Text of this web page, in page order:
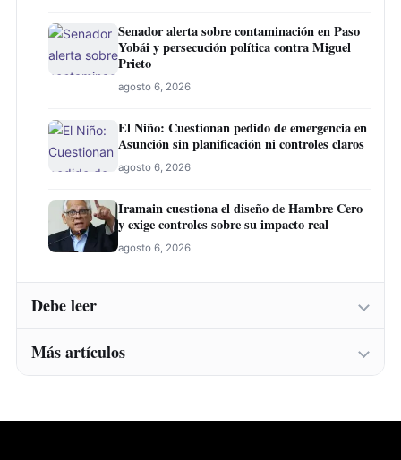
Senador alerta sobre contaminación en Paso
Yobái y persecución política contra Miguel
Prieto
agosto 6, 2026
El Niño: Cuestionan pedido de emergencia en
Asunción sin planificación ni controles claros
agosto 6, 2026
Iramain cuestiona el diseño de Hambre Cero
y exige controles sobre su impacto real
agosto 6, 2026
Debe leer
Abogado laboralista cuestiona demora fiscal
Más artículos